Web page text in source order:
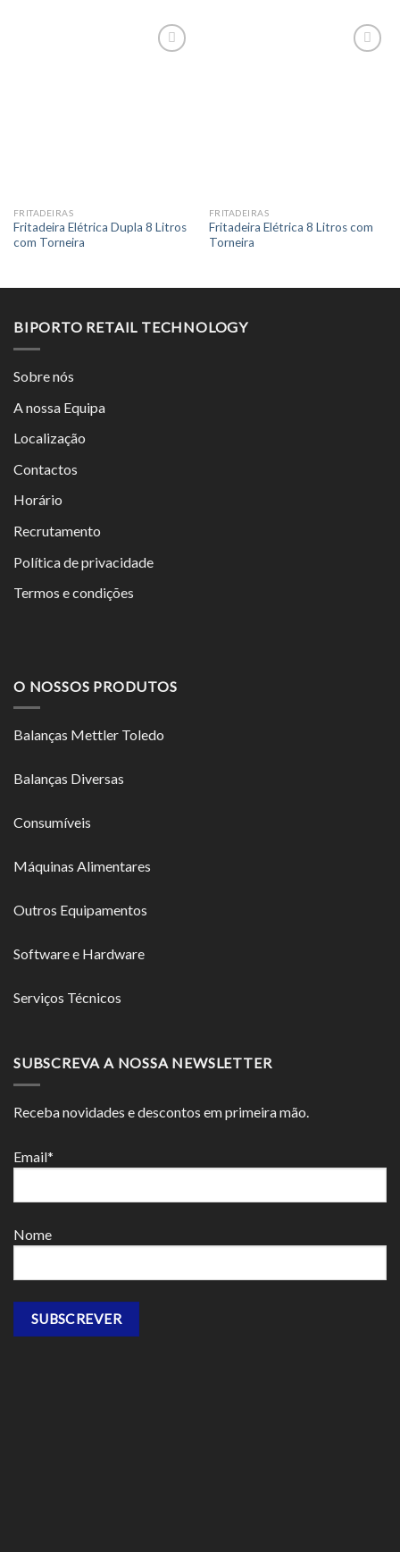
FRITADEIRAS
Fritadeira Elétrica Dupla 8 Litros
com Torneira
FRITADEIRAS
Fritadeira Elétrica 8 Litros com
Torneira
BIPORTO RETAIL TECHNOLOGY
Sobre nós
A nossa Equipa
Localização
Contactos
Horário
Recrutamento
Política de privacidade
Termos e condições
O NOSSOS PRODUTOS
Balanças Mettler Toledo
Balanças Diversas
Consumíveis
Máquinas Alimentares
Outros Equipamentos
Software e Hardware
Serviços Técnicos
SUBSCREVA A NOSSA NEWSLETTER
Receba novidades e descontos em primeira mão.
Email*
Nome